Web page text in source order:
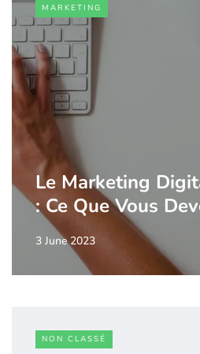
MARKETING
Le Marketing
: Ce Que Vous
3 June 2023
NON CLASSÉ